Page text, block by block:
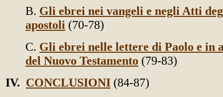
B. Gli ebrei nei vangeli e negli Atti
apostoli (70-78)
C. Gli ebrei nelle lettere di Paolo e
del Nuovo Testamento (79-83)
IV. CONCLUSIONI (84-87)